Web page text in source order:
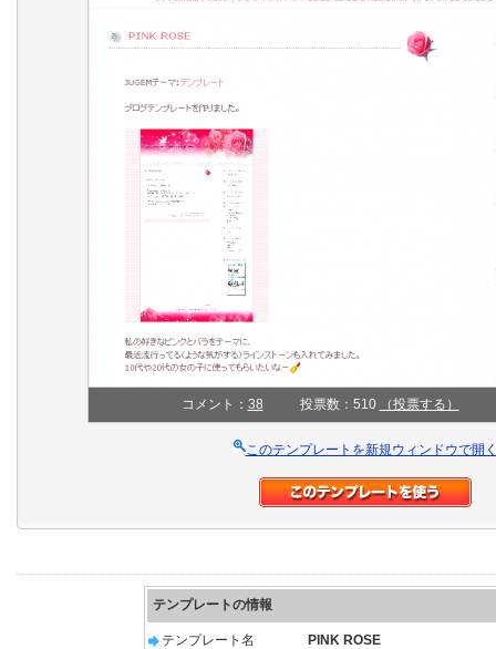
コメント： 38 投票数：510 （投票する）
このテンプレートを新規ウィンドウで開
テンプレートの情報
テンプレート名 PINK ROSE